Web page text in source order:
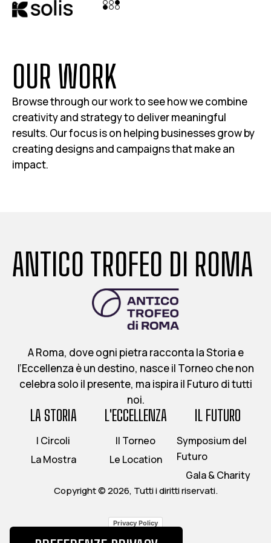
OUR WORK
Browse through our work to see how we combine
creativity and strategy to deliver meaningful
results. Our focus is on helping businesses grow by
creating designs and campaigns that make an
impact.
ANTICO TROFEO DI ROMA
A Roma, dove ogni pietra racconta la Storia e
l’Eccellenza è un destino, nasce il Torneo che non
celebra solo il presente, ma ispira il Futuro di tutti
noi.
Copyright © 2026, Tutti i diritti riservati.
Privacy Policy
LA STORIA
I Circoli
La Mostra
L'ECCELLENZA
Il Torneo
Le Location
IL FUTURO
Symposium del
Futuro
Gala & Charity